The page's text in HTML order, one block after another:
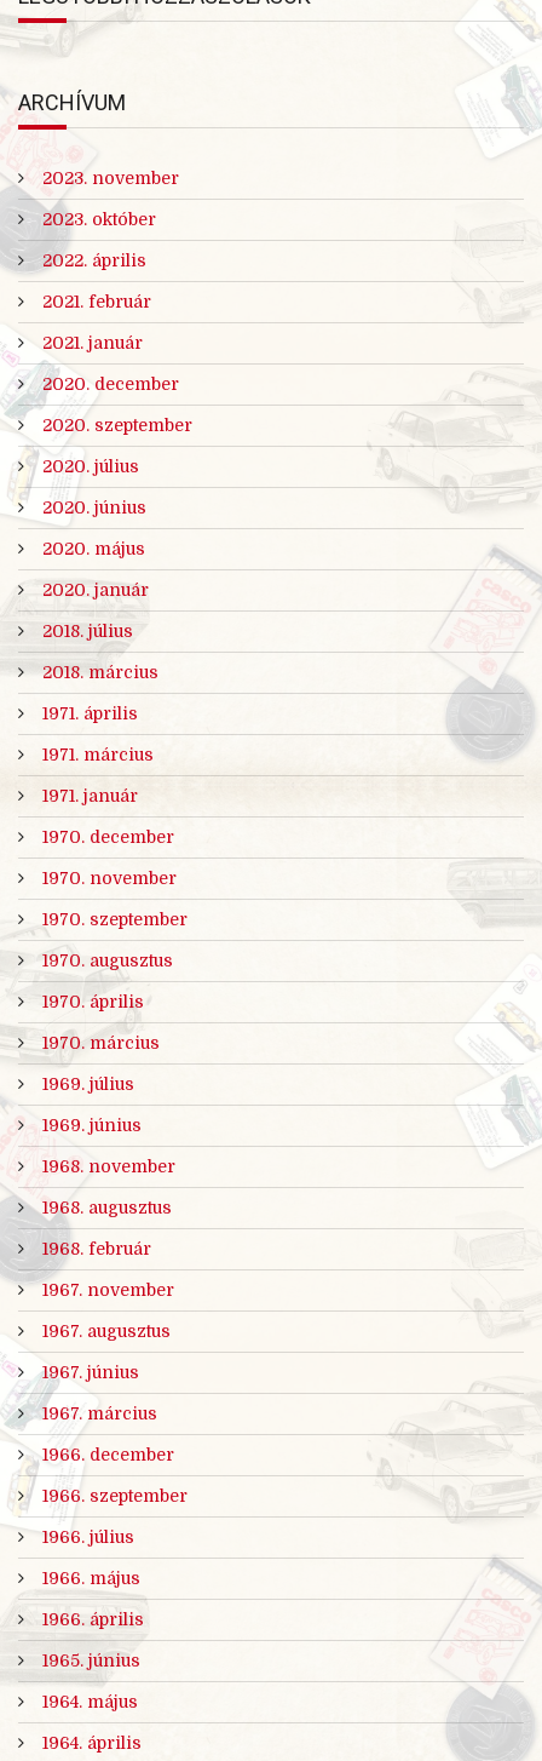
ARCHÍVUM
2023. november
2023. október
2022. április
2021. február
2021. január
2020. december
2020. szeptember
2020. július
2020. június
2020. május
2020. január
2018. július
2018. március
1971. április
1971. március
1971. január
1970. december
1970. november
1970. szeptember
1970. augusztus
1970. április
1970. március
1969. július
1969. június
1968. november
1968. augusztus
1968. február
1967. november
1967. augusztus
1967. június
1967. március
1966. december
1966. szeptember
1966. július
1966. május
1966. április
1965. június
1964. május
1964. április